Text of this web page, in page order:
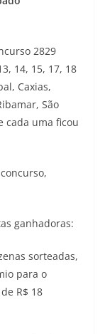
2829
14, 15, 17, 18
Caxias,
São
cada uma ficou
ganhadoras:
sorteadas,
para o
R$ 18